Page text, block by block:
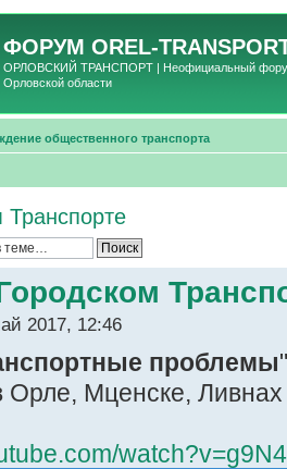
ФОРУМ OREL-
ОРЛОВСКИЙ ТРАНСПОРТ | Неофициальный форум
Орловской области
общественного транспорта
2017, 12:46
проблемы
Орле, Мценске, Ливнах